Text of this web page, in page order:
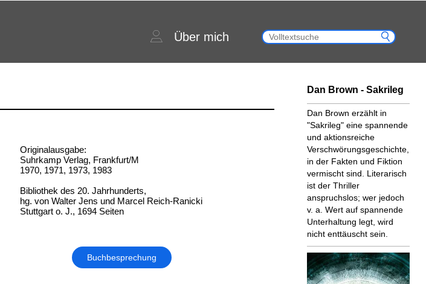
Über mich
Originalausgabe:
Suhrkamp Verlag, Frankfurt/M
1970, 1971, 1973, 1983
Bibliothek des 20. Jahrhunderts,
hg. von Walter Jens und Marcel Reich-Ranicki
Stuttgart o. J., 1694 Seiten
Buchbesprechung
Dan Brown - Sakrileg
Dan Brown erzählt in
"Sakrileg" eine spannende
und aktionsreiche
Verschwörungsgeschichte,
in der Fakten und Fiktion
vermischt sind. Literarisch
ist der Thriller
anspruchslos; wer jedoch
v. a. Wert auf spannende
Unterhaltung legt, wird
nicht enttäuscht sein.